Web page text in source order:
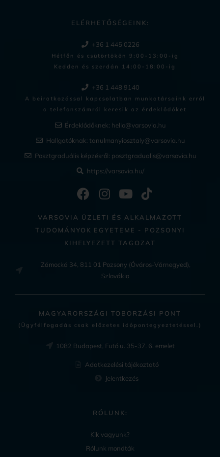
ELÉRHETŐSÉGEINK:
+36 1 445 0226
Hétfőn és csütörtökön 9:00-13:00-ig
Kedden és szerdán 14:00-18:00-ig​
+36 1 448 9140
A beiratkozással kapcsolatban munkatársaink erről
a telefonszámról keresik az érdeklődőket
Érdeklődőknek: hello@varsovia.hu
Hallgatóknak: tanulmanyiosztaly@varsovia.hu
Posztgraduális képzésről: posztgradualis@varsovia.hu
https://varsovia.hu/
VARSOVIA ÜZLETI ÉS ALKALMAZOTT
TUDOMÁNYOK EGYETEME - POZSONYI
KIHELYEZETT TAGOZAT
Zámocká 34, 811 01 Pozsony (Óváros-Várnegyed),
Szlovákia
MAGYARORSZÁGI TOBORZÁSI PONT
(Ügyfélfogadás csak előzetes időpontegyeztetéssel.)
1082 Budapest, Futó u. 35-37. 6. emelet
Adatkezelési tájékoztató
Jelentkezés
RÓLUNK:
Kik vagyunk?
Rólunk mondták